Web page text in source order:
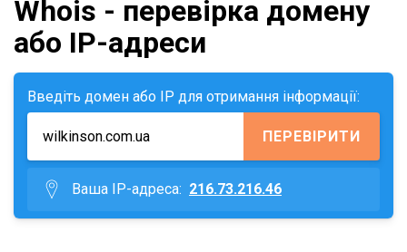
Whois - перевірка домену
або IP-адреси
Введіть домен або IP для отримання інформації:
ПЕРЕВІРИТИ
Ваша IP-адреса: 216.73.216.46